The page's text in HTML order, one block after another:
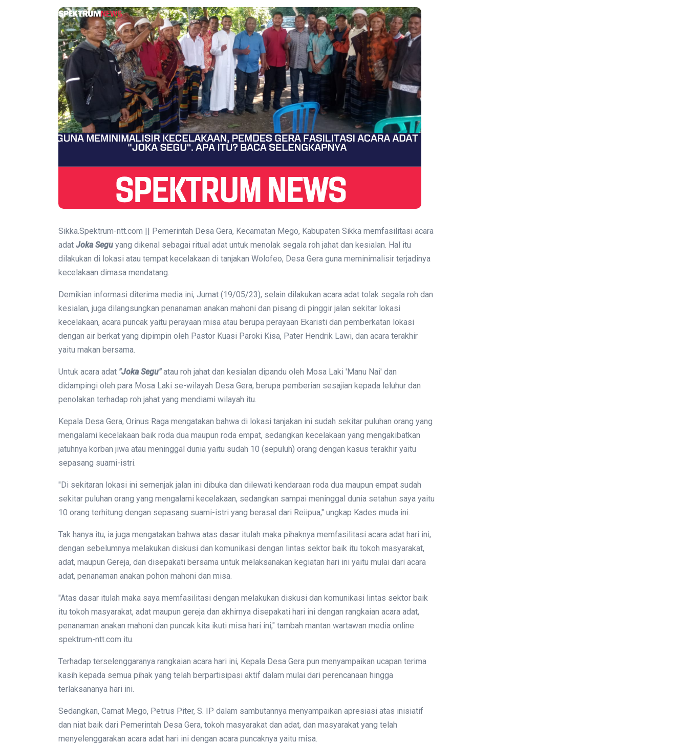
Sikka.Spektrum-ntt.com || Pemerintah Desa Gera, Kecamatan Mego, Kabupaten Sikka memfasilitasi acara
adat Joka Segu yang dikenal sebagai ritual adat untuk menolak segala roh jahat dan kesialan. Hal itu
dilakukan di lokasi atau tempat kecelakaan di tanjakan Wolofeo, Desa Gera guna meminimalisir terjadinya
kecelakaan dimasa mendatang.
Demikian informasi diterima media ini, Jumat (19/05/23), selain dilakukan acara adat tolak segala roh dan
kesialan, juga dilangsungkan penanaman anakan mahoni dan pisang di pinggir jalan sekitar lokasi
kecelakaan, acara puncak yaitu perayaan misa atau berupa perayaan Ekaristi dan pemberkatan lokasi
dengan air berkat yang dipimpin oleh Pastor Kuasi Paroki Kisa, Pater Hendrik Lawi, dan acara terakhir
yaitu makan bersama.
Untuk acara adat "Joka Segu" atau roh jahat dan kesialan dipandu oleh Mosa Laki 'Manu Nai' dan
didampingi oleh para Mosa Laki se-wilayah Desa Gera, berupa pemberian sesajian kepada leluhur dan
penolakan terhadap roh jahat yang mendiami wilayah itu.
Kepala Desa Gera, Orinus Raga mengatakan bahwa di lokasi tanjakan ini sudah sekitar puluhan orang yang
mengalami kecelakaan baik roda dua maupun roda empat, sedangkan kecelakaan yang mengakibatkan
jatuhnya korban jiwa atau meninggal dunia yaitu sudah 10 (sepuluh) orang dengan kasus terakhir yaitu
sepasang suami-istri.
"Di sekitaran lokasi ini semenjak jalan ini dibuka dan dilewati kendaraan roda dua maupun empat sudah
sekitar puluhan orang yang mengalami kecelakaan, sedangkan sampai meninggal dunia setahun saya yaitu
10 orang terhitung dengan sepasang suami-istri yang berasal dari Reiipua," ungkap Kades muda ini.
Tak hanya itu, ia juga mengatakan bahwa atas dasar itulah maka pihaknya memfasilitasi acara adat hari ini,
dengan sebelumnya melakukan diskusi dan komunikasi dengan lintas sektor baik itu tokoh masyarakat,
adat, maupun Gereja, dan disepakati bersama untuk melaksanakan kegiatan hari ini yaitu mulai dari acara
adat, penanaman anakan pohon mahoni dan misa.
"Atas dasar itulah maka saya memfasilitasi dengan melakukan diskusi dan komunikasi lintas sektor baik
itu tokoh masyarakat, adat maupun gereja dan akhirnya disepakati hari ini dengan rangkaian acara adat,
penanaman anakan mahoni dan puncak kita ikuti misa hari ini," tambah mantan wartawan media online
spektrum-ntt.com itu.
Terhadap terselenggaranya rangkaian acara hari ini, Kepala Desa Gera pun menyampaikan ucapan terima
kasih kepada semua pihak yang telah berpartisipasi aktif dalam mulai dari perencanaan hingga
terlaksananya hari ini.
Sedangkan, Camat Mego, Petrus Piter, S. IP dalam sambutannya menyampaikan apresiasi atas inisiatif
dan niat baik dari Pemerintah Desa Gera, tokoh masyarakat dan adat, dan masyarakat yang telah
menyelenggarakan acara adat hari ini dengan acara puncaknya yaitu misa.